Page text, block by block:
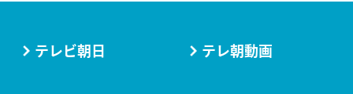
テレビ朝日 テレ朝動画